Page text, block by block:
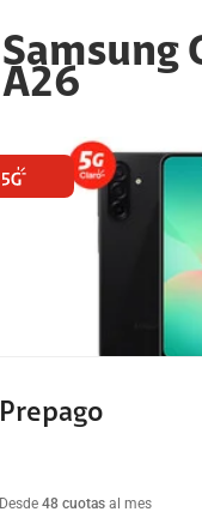
Samsung
A26
Prepago
Desde 48 cuotas al mes